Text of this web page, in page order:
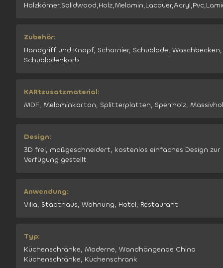
Zubehör:
Handgriff und Knopf, Scharnier, Schublade, Waschbecken,
Schubladenkorb
KARtzusatzmaterial:
MDF, Melaminkarton, Splitterplatten, Sperrholz,
Design:
3D frei, maßgeschneidert, kostenlos einfaches Design zur
Verfügung gestellt
Anwendung:
Villa, Stadthaus, Wohnung, Hotel, Restaurant
Typ:
Küchenschränke, Moderne, Wandhängende China
Küchenschränke, Küchenschrank